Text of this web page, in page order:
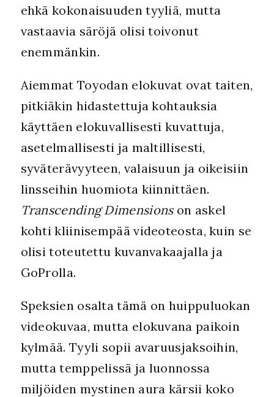
ehkä kokonaisuuden tyyliä, mutta
vastaavia säröjä olisi toivonut
enemmänkin.
Aiemmat Toyodan elokuvat ovat taiten,
pitkiäkin hidastettuja kohtauksia
käyttäen elokuvallisesti kuvattuja,
asetelmallisesti ja maltillisesti,
syväterävyyteen, valaisuun ja oikeisiin
linsseihin huomiota kiinnittäen.
Transcending Dimensionson askel
kohti kliinisempää videoteosta, kuin se
olisi toteutettu kuvanvakaajalla ja
GoProlla.
Speksien osalta tämä on huippuluokan
videokuvaa, mutta elokuvana paikoin
kylmää. Tyyli sopii avaruusjaksoihin,
mutta temppelissä ja luonnossa
miljöiden mystinen aura kärsii koko